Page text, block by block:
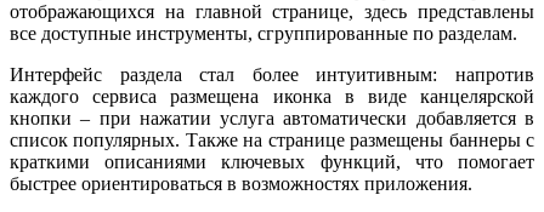
отображающихся на главной странице, здесь представлены
все доступные инструменты, сгруппированные по разделам.
Интерфейс раздела стал более интуитивным: напротив
каждого сервиса размещена иконка в виде канцелярской
кнопки – при нажатии услуга автоматически добавляется в
список популярных. Также на странице размещены баннеры с
краткими описаниями ключевых функций, что помогает
быстрее ориентироваться в возможностях приложения.